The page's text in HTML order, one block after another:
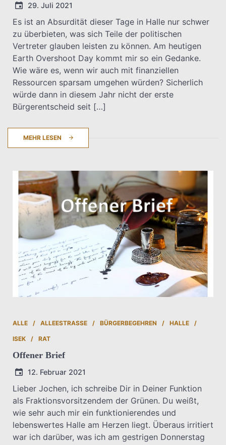
T.Dreier
29. Juli 2021
Es ist an Absurdität dieser Tage in Halle nur schwer
zu überbieten, was sich Teile der politischen
Vertreter glauben leisten zu können. Am heutigen
Earth Overshoot Day kommt mir so ein Gedanke.
Wie wäre es, wenn wir auch mit finanziellen
Ressourcen sparsam umgehen würden? Sicherlich
würde dann in diesem Jahr nicht der erste
Bürgerentscheid seit […]
MEHR LESEN
ALLE ALLEESTRASSE BÜRGERBEGEHREN HALLE
ISEK RAT
Offener Brief
T.Dreier
12. Februar 2021
Lieber Jochen, ich schreibe Dir in Deiner Funktion
als Fraktionsvorsitzendem der Grünen. Du weißt,
wie sehr auch mir ein funktionierendes und
lebenswertes Halle am Herzen liegt. Überaus irritiert
war ich darüber, was ich am gestrigen Donnerstag